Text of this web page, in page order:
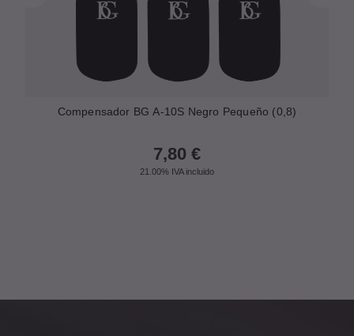
Compensador BG A-10S Negro Pequeño (0,8)
7,80 €
21.00% IVA incluido